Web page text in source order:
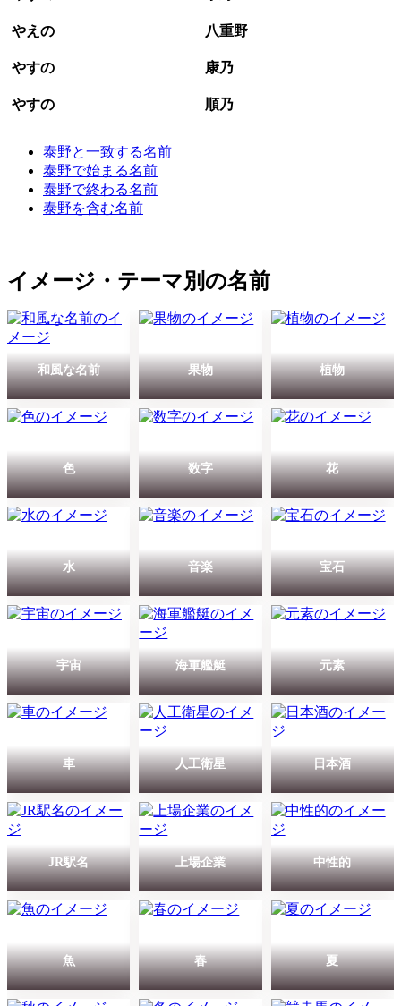
やえの 八重野
やすの 康乃
やすの 順乃
泰野と一致する名前
泰野で始まる名前
泰野で終わる名前
泰野を含む名前
イメージ・テーマ別の名前
和風な名前 果物 植物
色 数字 花
水 音楽 宝石
宇宙 海軍艦艇 元素
車 人工衛星 日本酒
JR駅名 上場企業 中性的
魚 春 夏